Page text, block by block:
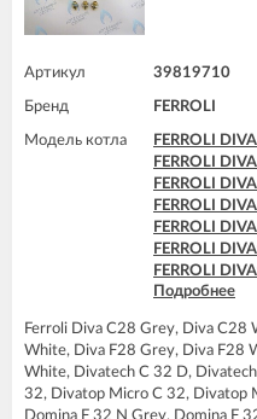
Артикул 39819710
Бренд FERROLI
Модель котла
FERROLI
FERROLI
FERROLI
FERROLI
FERROLI
FERROLI
FERROLI
FERROLI
FERROLI
FERROLI
FERROLI
FERROLI
Подробнее
Ferroli Diva C28 Grey, Diva C28
White, Diva F28 Grey, Diva F28
White, Divatech C 32 D,
32, Divatop Micro C 32, Divatop
Domina F 32 N Grey, Domina F